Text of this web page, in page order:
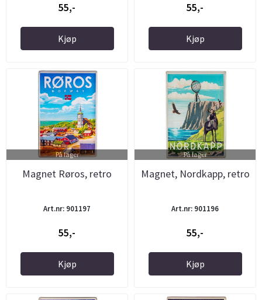
55,-
Kjøp
55,-
Kjøp
På lager
Magnet Røros, retro
Art.nr: 901197
55,-
Kjøp
På lager
Magnet, Nordkapp, retro
Art.nr: 901196
55,-
Kjøp